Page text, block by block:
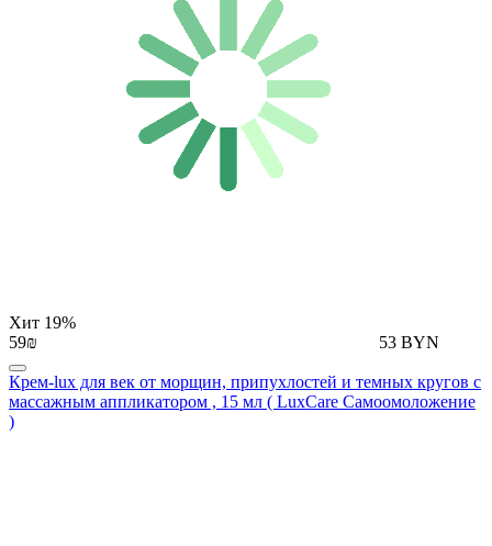
Хит 19%
59₪
53 BYN
Крем-lux для век от морщин, припухлостей и темных кругов с
массажным аппликатором , 15 мл ( LuxCare Самоомоложение
)